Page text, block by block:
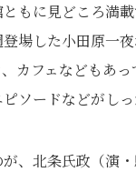
もに見どころ満
場した小田原一
カフェなどもあ
ソードなどがしっ
、北条氏政（演